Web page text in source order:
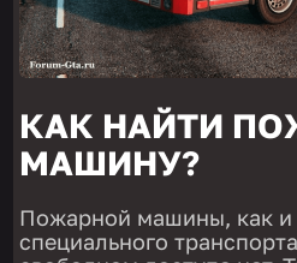
КАК НАЙТИ
МАШИНУ?
Пожарной машины, как и
специального